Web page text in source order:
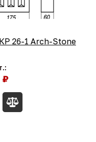
26-1 Arch-Stone
₽